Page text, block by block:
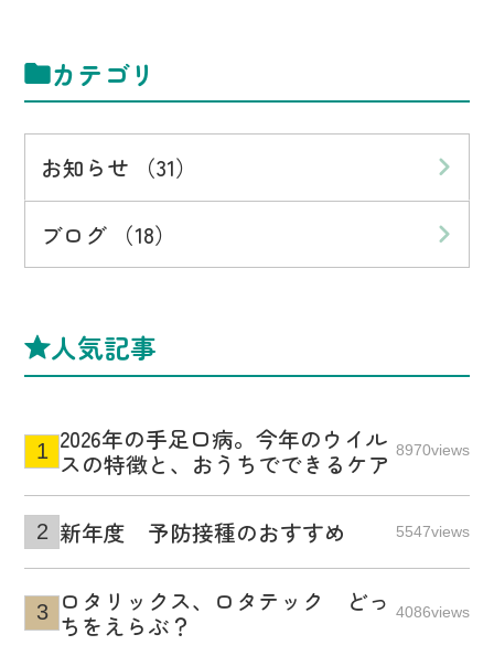
カテゴリ
お知らせ （31）
ブログ （18）
人気記事
2026年の手足口病。今年のウイル
スの特徴と、おうちでできるケア 8970views
新年度 予防接種のおすすめ 5547views
ロタリックス、ロタテック どっ
ちをえらぶ？ 4086views